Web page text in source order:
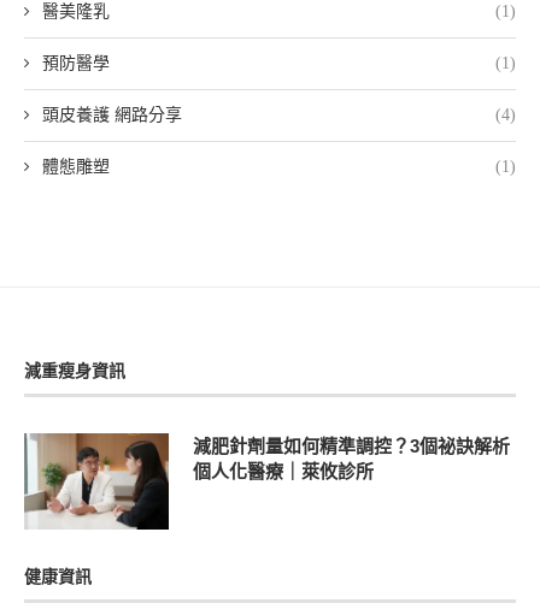
醫美隆乳 (1)
預防醫學 (1)
頭皮養護 網路分享 (4)
體態雕塑 (1)
減重瘦身資訊
減肥針劑量如何精準調控？3個祕訣解析
個人化醫療｜萊攸診所
健康資訊